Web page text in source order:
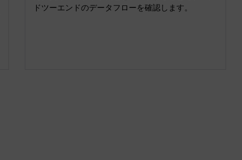
ドツーエンドのデータフローを確認します。